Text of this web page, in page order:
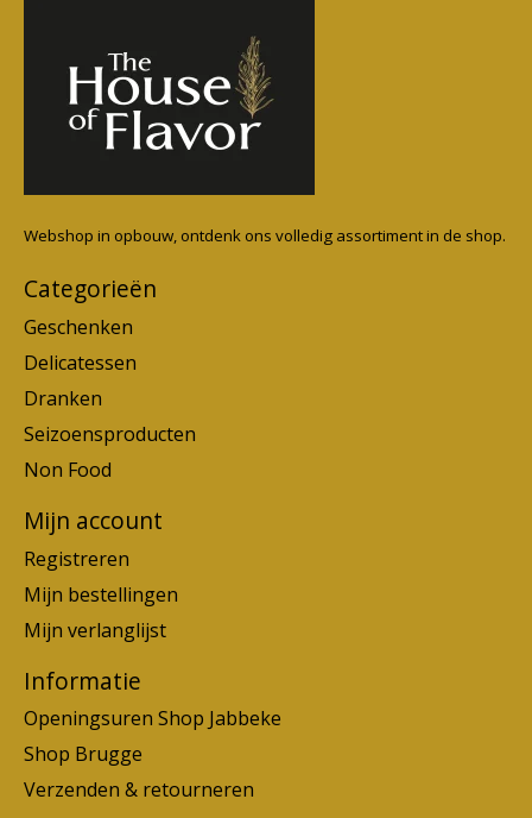
Webshop in opbouw, ontdenk ons volledig assortiment in de shop.
Categorieën
Geschenken
Delicatessen
Dranken
Seizoensproducten
Non Food
Mijn account
Registreren
Mijn bestellingen
Mijn verlanglijst
Informatie
Openingsuren Shop Jabbeke
Shop Brugge
Verzenden & retourneren